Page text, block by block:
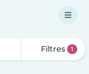
Filtres 1